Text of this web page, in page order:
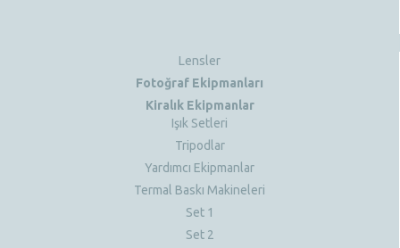
Lensler
Fotoğraf Ekipmanları
Kiralık Ekipmanlar
Işık Setleri
Tripodlar
Yardımcı Ekipmanlar
Termal Baskı Makineleri
Set 1
Set 2